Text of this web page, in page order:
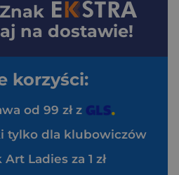
Znak
na dostawie!
korzyści:
od 99 zł z
tylko dla klubowiczów
Ladies za 1 zł